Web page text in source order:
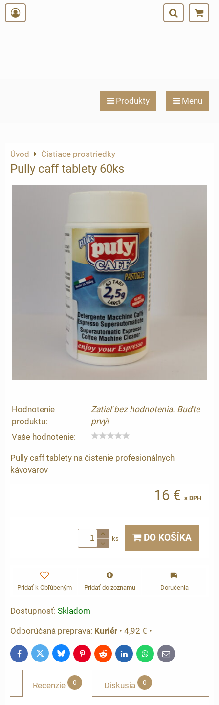
Produkty Menu
Úvod Čistiace prostriedky
Pully caff tablety 60ks
Hodnotenie
produktu:
Zatiaľ bez hodnotenia. Buďte
prvý!
Vaše hodnotenie:
Pully caff tablety na čistenie profesionálnych
kávovarov
16 € s DPH
ks DO KOŠÍKA
Pridať k Obľúbeným Pridať do zoznamu Doručenia
Dostupnosť: Skladom
Kuriér • 4,92 € •
FacebookTwitter BlueskyPinterestReddit LinkedInWhatsApp
E-
mail
Recenzie 0 Diskusia 0